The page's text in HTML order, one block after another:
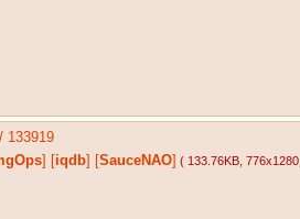
133919
iqdb SauceNAO ( 133.76KB , 776x1280